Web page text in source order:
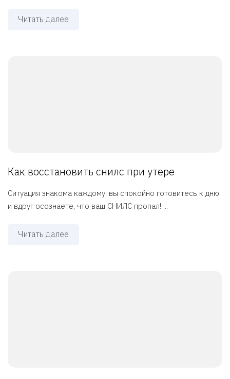
Читать далее
Как восстановить снилс при утере
Ситуация знакома каждому: вы спокойно готовитесь к дню
и вдруг осознаете, что ваш СНИЛС пропал! ...
Читать далее